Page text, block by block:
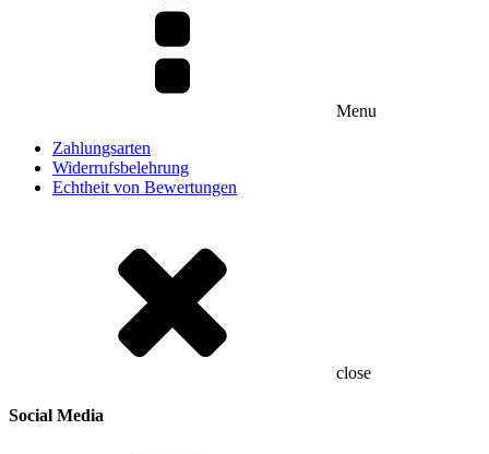
Menu
Zahlungsarten
Widerrufsbelehrung
Echtheit von Bewertungen
close
Social Media